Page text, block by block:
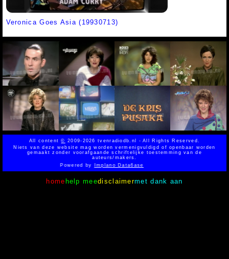
Veronica Goes Asia (19930713)
All content© 2009-2026 tvenradiodb.nl - All Rights Reserved.
Niets van deze website mag worden vermenigvuldigd of openbaar worden
gemaakt zonder voorafgaande schriftelijke toestemming van de
auteurs/makers.
Powered byImplano Data6ase
home help meedisclaimermet dank aan